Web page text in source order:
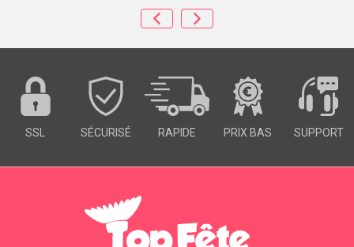
SSL SÉCURISÉ RAPIDE PRIX BAS SUPPORT